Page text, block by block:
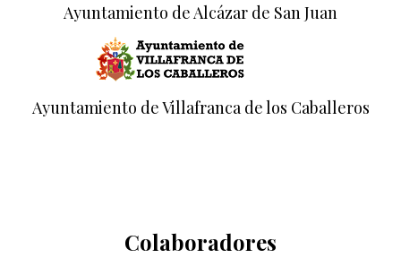
Ayuntamiento de Alcázar de San Juan
Ayuntamiento de Villafranca de los Caballeros
Colaboradores